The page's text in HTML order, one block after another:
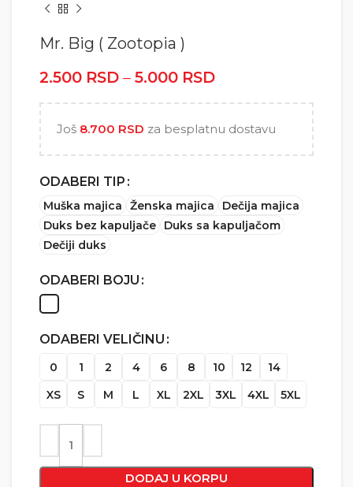
Mr. Big ( Zootopia )
2.500 RSD – 5.000 RSD
Još 8.700 RSD za besplatnu dostavu
ODABERI TIP
Muška majica Ženska majica
Dečija majica
Duks bez kapuljače
Duks sa kapuljačom
Dečiji duks
ODABERI BOJU
ODABERI VELIČINU
0 1 2 4 6 8 10 12
14
XS
S M L XL 2XL 3XL 4XL 5XL
DODAJ U KORPU